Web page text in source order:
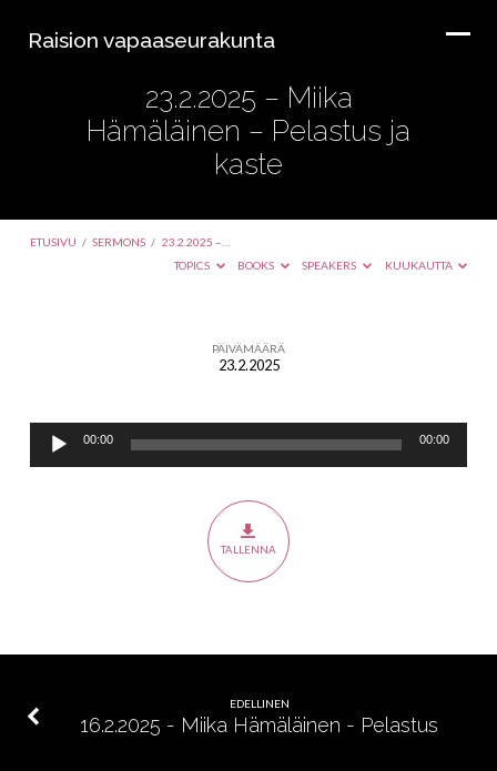
Raision vapaaseurakunta
23.2.2025 – Miika
Hämäläinen – Pelastus ja
kaste
ETUSIVU / SERMONS / 23.2.2025 –…
TOPICS
BOOKS SPEAKERS KUUKAUTTA
Miika
Hämäläinen
PÄIVÄMÄÄRÄ
23.2.2025
Äänitoistin00:00 00:00
TALLENNA
EDELLINEN
16.2.2025 - Miika Hämäläinen - Pelastus